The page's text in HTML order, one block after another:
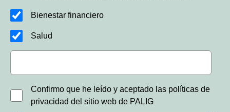
Bienestar financiero
Salud
Confirmo que he leído y aceptado las políticas de
privacidad del sitio web de PALIG